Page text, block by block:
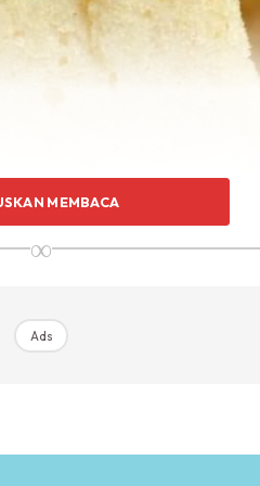
MEMBACA
∞
Ads